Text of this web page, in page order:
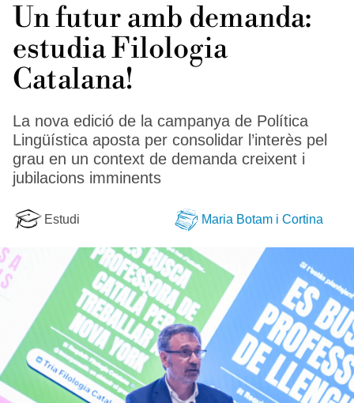
Un futur amb demanda:
estudia Filologia
Catalana!
La nova edició de la campanya de Política
Lingüística aposta per consolidar l’interès pel
grau en un context de demanda creixent i
jubilacions imminents
Estudi Maria Botam i Cortina